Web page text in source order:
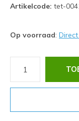
Artikelcode: tet-
Op voorraad: